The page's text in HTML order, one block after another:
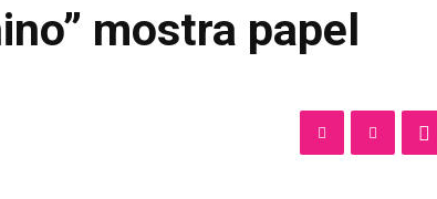
mostra papel